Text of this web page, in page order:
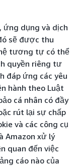
ứng dụng và dịch
sẽ được thu
tương tự có thể
quyền riêng tư
đáp ứng các yêu
hành theo Luật
cá nhân có đầy
rút lại sự chấp
và các công cụ
Amazon xử lý
quan đến việc
cáo nào của